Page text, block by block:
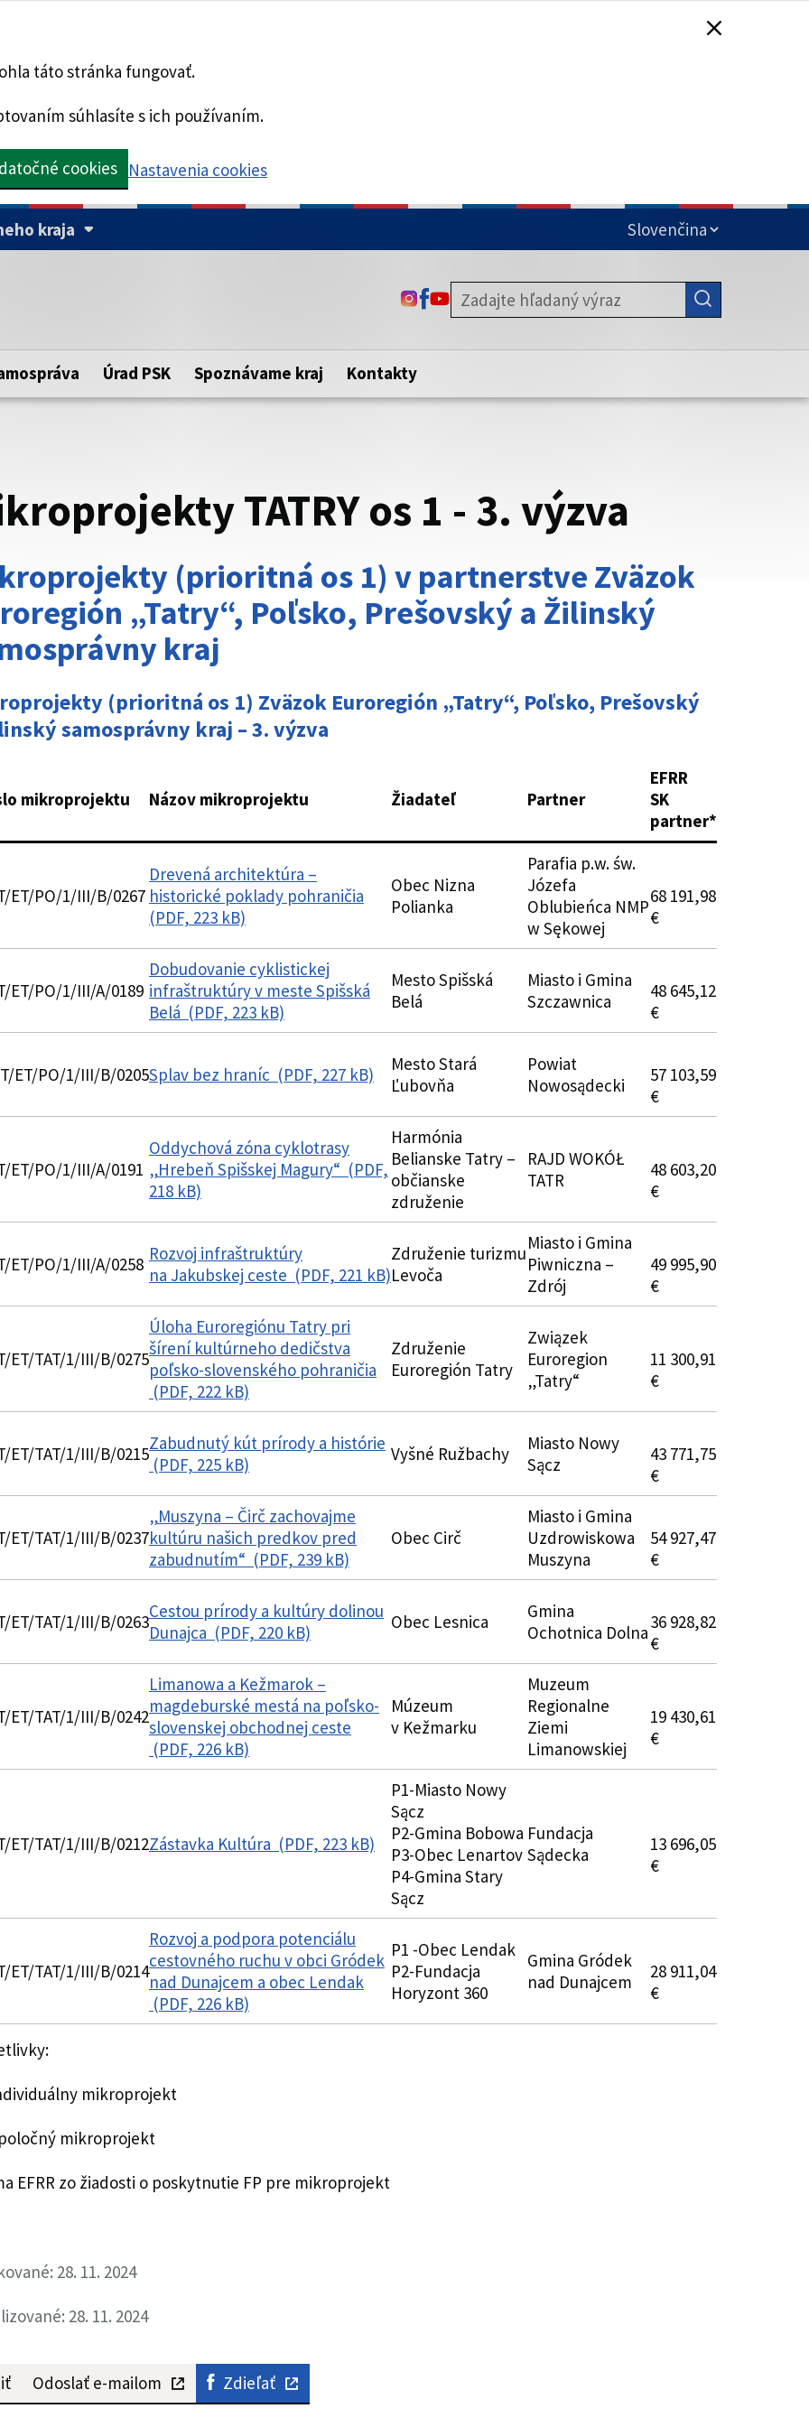
táto stránka fungovať.
súhlasíte s ich používaním.
cookies Nastavenia cookies
kraja
samosprávneho kraja.
Táto stránka je zabezpečená
zabezpečenú webovú stránku. Zabezpečená stránka vždy začína
https:// pred názvom domény webového sídla.
ODKAZ SA OTVORÍ NA NOVEJ KARTE
ODKAZ SA OTVORÍ NA NOVEJ KARTE
ODKAZ SA OTVORÍ NA NOVEJ KARTE
Úrad PSK Spoznávame kraj Kontakty
TATRY os 1 - 3. výzva
(prioritná os 1) v partnerstve Zväzok
„Tatry“, Poľsko, Prešovský a Žilinský
kraj
mikroprojektu Názov mikroprojektu Žiadateľ Partner
EFRR
SK
partner*
ET/PO/1/III/B/0267
Drevená architektúra –
historické poklady pohraničia
(PDF, 223 kB)
Obec Nizna
Polianka
Parafia p.w. św.
Józefa
Oblubieńca NMP
w Sękowej
68 191,98
€
ET/PO/1/III/A/0189
Dobudovanie cyklistickej
infraštruktúry v meste Spišská
Belá (PDF, 223 kB)
Mesto Spišská
Belá
Miasto i Gmina
Szczawnica
48 645,12
€
ET/PO/1/III/B/0205Splav bez hraníc (PDF, 227 kB)
Mesto Stará
Ľubovňa
Powiat
Nowosądecki
57 103,59
€
ET/PO/1/III/A/0191
Oddychová zóna cyklotrasy
„Hrebeň Spišskej Magury“ (PDF,
218 kB)
Harmónia
Belianske Tatry –
občianske
združenie
RAJD WOKÓŁ
TATR
48 603,20
€
ET/PO/1/III/A/0258 Rozvoj infraštruktúry
na Jakubskej ceste (PDF, 221 kB)
Združenie turizmu
Levoča
Miasto i Gmina
Piwniczna –
Zdrój
49 995,90
€
ET/TAT/1/III/B/0275
Úloha Euroregiónu Tatry pri
šírení kultúrneho dedičstva
poľsko-slovenského pohraničia
(PDF, 222 kB)
Združenie
Euroregión Tatry
Związek
Euroregion
„Tatry“
11 300,91
€
ET/TAT/1/III/B/0215Zabudnutý kút prírody a histórie
(PDF, 225 kB)
Vyšné Ružbachy
Miasto Nowy
Sącz
43 771,75
€
ET/TAT/1/III/B/0237
„Muszyna – Čirč zachovajme
kultúru našich predkov pred
zabudnutím“ (PDF, 239 kB)
Obec Cirč
Miasto i Gmina
Uzdrowiskowa
Muszyna
54 927,47
€
ET/TAT/1/III/B/0263Cestou prírody a kultúry dolinou
Dunajca (PDF, 220 kB)
Obec Lesnica
Gmina
Ochotnica Dolna36 928,82
€
ET/TAT/1/III/B/0242
Limanowa a Kežmarok –
magdeburské mestá na poľsko-
slovenskej obchodnej ceste
(PDF, 226 kB)
Múzeum
v Kežmarku
Muzeum
Regionalne
Ziemi
Limanowskiej
19 430,61
€
ET/TAT/1/III/B/0212Zástavka Kultúra (PDF, 223 kB)
P1-Miasto Nowy
Sącz
P2-Gmina Bobowa
P3-Obec Lenartov
P4-Gmina Stary
Sącz
Fundacja
Sądecka
13 696,05
€
ET/TAT/1/III/B/0214
Rozvoj a podpora potenciálu
cestovného ruchu v obci Gródek
nad Dunajcem a obec Lendak
(PDF, 226 kB)
P1 -Obec Lendak
P2-Fundacja
Horyzont 360
Gmina Gródek
nad Dunajcem
28 911,04
€
(prioritná os 1) Zväzok Euroregión „Tatry“, Poľsko, Prešovský
samosprávny kraj – 3. výzva
mikroprojekt
mikroprojekt
EFRR zo žiadosti o poskytnutie FP pre mikroprojekt
28. 11. 2024
28. 11. 2024
Odoslať e-mailom Zdieľať